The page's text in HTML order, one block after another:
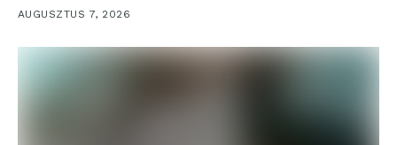
AUGUSZTUS 7, 2026